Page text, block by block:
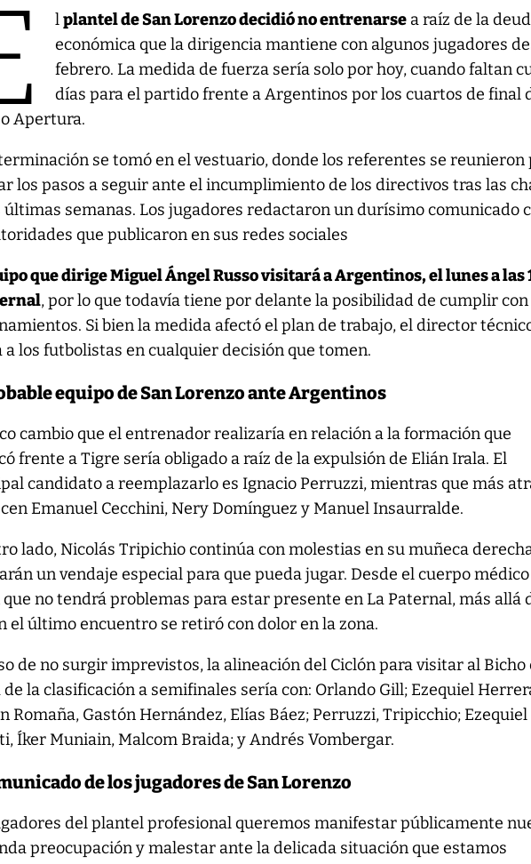
lplantel de San Lorenzo decidió no entrenarse a raíz de la
económica que la dirigencia mantiene con algunos jugadores
febrero. La medida de fuerza sería solo por hoy, cuando faltan
días para el partido frente a Argentinos por los cuartos de final
Apertura.
se tomó en el vestuario, donde los referentes se reunieron
los pasos a seguir ante el incumplimiento de los directivos tras las
últimas semanas. Los jugadores redactaron un durísimo comunicado
que publicaron en sus redes sociales
que dirige Miguel Ángel Russo visitará a Argentinos, el lunes a las
, por lo que todavía tiene por delante la posibilidad de cumplir
Si bien la medida afectó el plan de trabajo, el director
a los futbolistas en cualquier decisión que tomen.
equipo de San Lorenzo ante Argentinos
cambio que el entrenador realizaría en relación a la formación que
frente a Tigre sería obligado a raíz de la expulsión de Elián Irala. El
candidato a reemplazarlo es Ignacio Perruzzi, mientras que más
Emanuel Cecchini, Nery Domínguez y Manuel Insaurralde.
lado, Nicolás Tripichio continúa con molestias en su muñeca
un vendaje especial para que pueda jugar. Desde el cuerpo médico
no tendrá problemas para estar presente en La Paternal, más allá
el último encuentro se retiró con dolor en la zona.
de no surgir imprevistos, la alineación del Ciclón para visitar al Bicho
de la clasificación a semifinales sería con: Orlando Gill; Ezequiel
Romaña, Gastón Hernández, Elías Báez; Perruzzi, Tripicchio; Ezequiel
Íker Muniain, Malcom Braida; y Andrés Vombergar.
de los jugadores de San Lorenzo
del plantel profesional queremos manifestar públicamente
preocupación y malestar ante la delicada situación que estamos